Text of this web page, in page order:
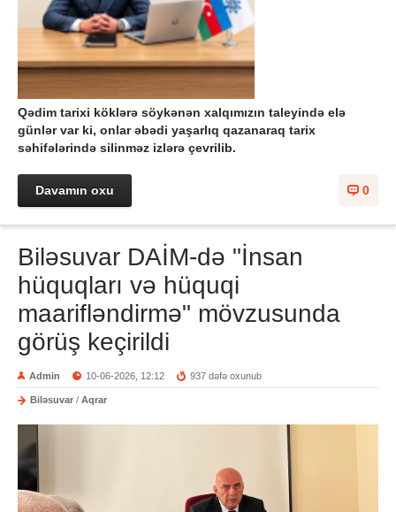
Qədim tarixi köklərə söykənən xalqımızın taleyində elə
günlər var ki, onlar əbədi yaşarlıq qazanaraq tarix
səhifələrində silinməz izlərə çevrilib.
0
Davamın oxu
Biləsuvar DAİM-də "İnsan
hüquqları və hüquqi
maarifləndirmə" mövzusunda
görüş keçirildi
Admin 10-06-2026, 12:12 937 dəfə oxunub
Biləsuvar / Aqrar